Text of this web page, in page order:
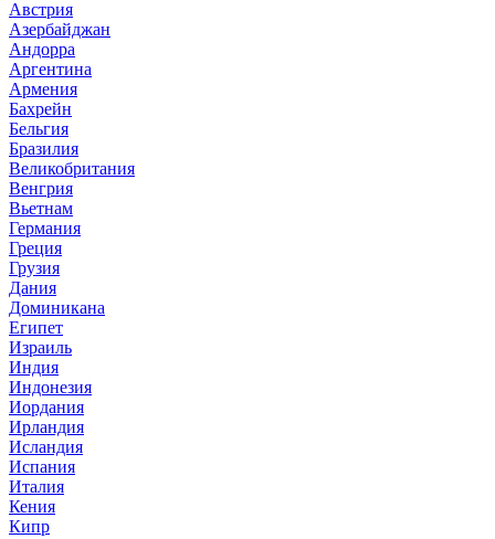
Австрия
Азербайджан
Андорра
Аргентина
Армения
Бахрейн
Бельгия
Бразилия
Великобритания
Венгрия
Вьетнам
Германия
Греция
Грузия
Дания
Доминикана
Египет
Израиль
Индия
Индонезия
Иордания
Ирландия
Исландия
Испания
Италия
Кения
Кипр